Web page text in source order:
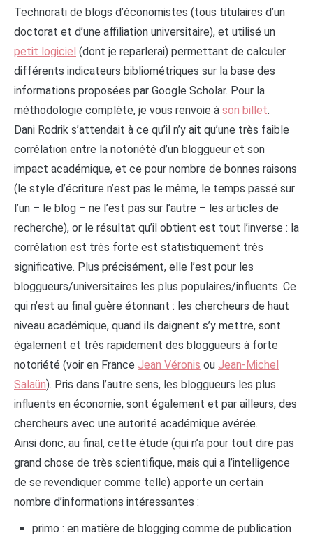
Technorati de blogs d’économistes (tous titulaires d’un
doctorat et d’une affiliation universitaire), et utilisé un
petit logiciel (dont je reparlerai) permettant de calculer
différents indicateurs bibliométriques sur la base des
informations proposées par Google Scholar. Pour la
méthodologie complète, je vous renvoie à son billet.
Dani Rodrik s’attendait à ce qu’il n’y ait qu’une très faible
corrélation entre la notoriété d’un bloggueur et son
impact académique, et ce pour nombre de bonnes raisons
(le style d’écriture n’est pas le même, le temps passé sur
l’un – le blog – ne l’est pas sur l’autre – les articles de
recherche), or le résultat qu’il obtient est tout l’inverse : la
corrélation est très forte est statistiquement très
significative. Plus précisément, elle l’est pour les
bloggueurs/universitaires les plus populaires/influents. Ce
qui n’est au final guère étonnant : les chercheurs de haut
niveau académique, quand ils daignent s’y mettre, sont
également et très rapidement des bloggueurs à forte
notoriété (voir en France Jean Véronis ou Jean-Michel
Salaün). Pris dans l’autre sens, les bloggueurs les plus
influents en économie, sont également et par ailleurs, des
chercheurs avec une autorité académique avérée.
Ainsi donc, au final, cette étude (qui n’a pour tout dire pas
grand chose de très scientifique, mais qui a l’intelligence
de se revendiquer comme telle) apporte un certain
nombre d’informations intéressantes :
primo : en matière de blogging comme de publication